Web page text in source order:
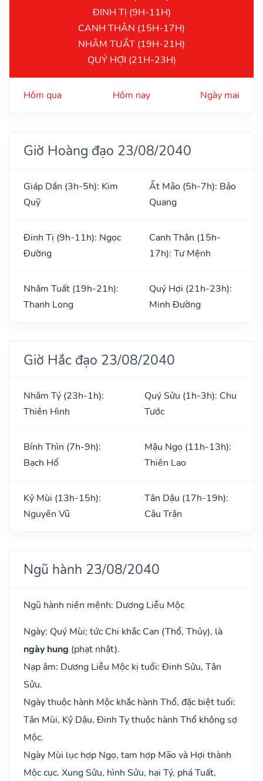
ĐINH TỊ (9H-11H)
CANH THÂN (15H-17H)
NHÂM TUẤT (19H-21H)
QUÝ HỢI (21H-23H)
Hôm qua Hôm nay Ngày mai
Giờ Hoàng đạo 23/08/2040
Giáp Dần (3h-5h): Kim
Quỹ
Ất Mão (5h-7h): Bảo
Quang
Đinh Tị (9h-11h): Ngọc
Đường
Canh Thân (15h-
17h): Tư Mệnh
Nhâm Tuất (19h-21h):
Thanh Long
Quý Hợi (21h-23h):
Minh Đường
Giờ Hắc đạo 23/08/2040
Nhâm Tý (23h-1h):
Thiên Hình
Quý Sửu (1h-3h): Chu
Tước
Bính Thìn (7h-9h):
Bạch Hổ
Mậu Ngọ (11h-13h):
Thiên Lao
Kỷ Mùi (13h-15h):
Nguyên Vũ
Tân Dậu (17h-19h):
Câu Trận
Ngũ hành 23/08/2040
Ngũ hành niên mệnh: Dương Liễu Mộc
Ngày: Quý Mùi; tức Chi khắc Can (Thổ, Thủy), là
ngày hung (phạt nhật).
Nạp âm: Dương Liễu Mộc kị tuổi: Đinh Sửu, Tân
Sửu.
Ngày thuộc hành Mộc khắc hành Thổ, đặc biệt tuổi:
Tân Mùi, Kỷ Dậu, Đinh Tỵ thuộc hành Thổ không sợ
Mộc.
Ngày Mùi lục hợp Ngọ, tam hợp Mão và Hợi thành
Mộc cục. Xung Sửu, hình Sửu, hại Tý, phá Tuất,